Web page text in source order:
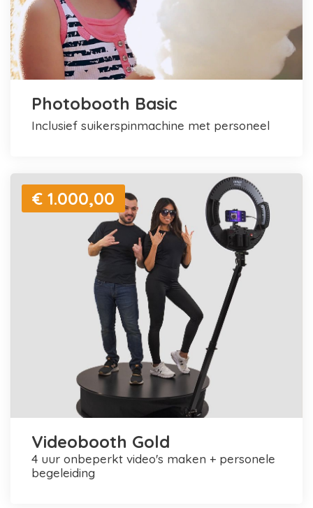
Photobooth Basic
inclusief suikerspinmachine met personeel
€ 1.000,00
Videobooth Gold
4 uur onbeperkt video's maken + personele
begeleiding